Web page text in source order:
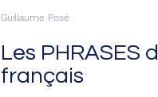
Les PHRASES
français
Guillaume Posé